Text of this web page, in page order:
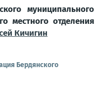
муниципального
местного отделения
Кичигин
Бердянского